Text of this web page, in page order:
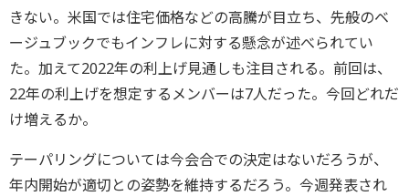
きない。米国では住宅価格などの高騰が目立ち、先般のベ
ージュブックでもインフレに対する懸念が述べられてい
た。加えて2022年の利上げ見通しも注目される。前回は、
22年の利上げを想定するメンバーは7人だった。今回どれだ
け増えるか。
テーパリングについては今会合での決定はないだろうが、
年内開始が適切との姿勢を維持するだろう。今週発表され